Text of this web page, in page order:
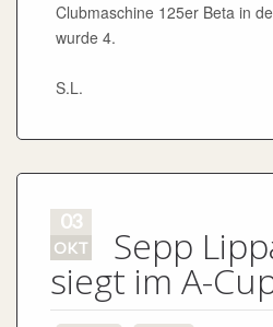
Clubmaschine 125er Beta in
wurde 4.
S.L.
03
OKT Sepp
siegt im A-